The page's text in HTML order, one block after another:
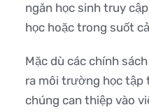
ngăn học sinh truy
học hoặc trong suốt
Mặc dù các chính
ra môi trường học tập
chúng can thiệp vào